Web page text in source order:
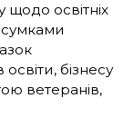
освітніх
бізнесу
ветеранів,